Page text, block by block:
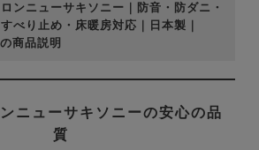
ンニューサキソニー｜防音・防ダニ・
べり止め・床暖房対応｜日本製｜
商品説明
ニューサキソニーの安心の品
質